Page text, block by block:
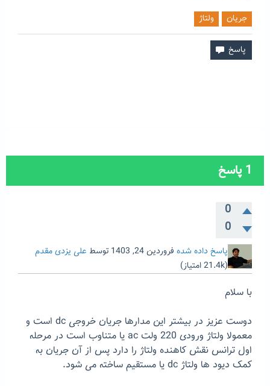
جریان ولتاژ
1پاسخ
0
0
پاسخ داده شده فروردین 24, 1403 توسط علی یزدی مقدم
(
21.4kامتیاز)
با سلام
دوست عزیز در بیشتر این مدارها جریان خروجی dc است و
معمولا ولتاژ ورودی 220 ولت ac یا متناوب است در مرحله
اول ترانس نقش کاهنده ولتاژ را دارد پس از آن جریان به
کمک دیود ها ولتاژ dc یا مستقیم ساخته می شود.